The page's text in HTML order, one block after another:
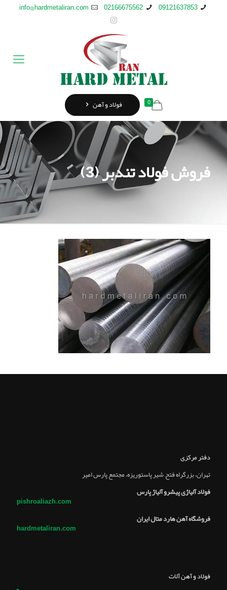
09121637853
02166675562
info@hardmetaliran.com
0 فولاد و آهن
فروش فولاد تندبر (3)
دفتر مرکزی
تهران، بزرگراه فتح, شير پاستوريزه، مجتمع پارس امير
فولاد آلیاژی پیشرو آلیاژ پارس
pishroaliazh.com
فروشگاه آهن هارد متال ایران
hardmetaliran.com
فولاد و آهن آلات